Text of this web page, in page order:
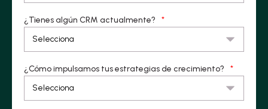
¿Tienes algún CRM actualmente? *
¿Cómo impulsamos tus estrategias de crecimiento? *